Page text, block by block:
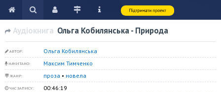
Аудіокнига Ольга Кобилянська - Природа
АВТОР: Ольга Кобилянська
НАЧИТАНО: Максим Тимченко
ЖАНР: проза • новела
ЧАС ЗАПИСУ: 00:46:19